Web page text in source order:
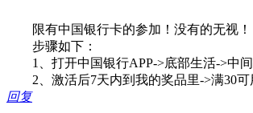
限有中国银行卡的参加！没有的无视！
步骤如下：
1、打开中国银行APP->底部生活->中间
2、激活后7天内到我的奖品里->满30可
回复